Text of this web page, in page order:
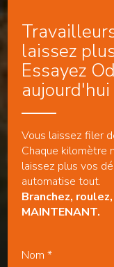
laissez
Essayez
aujourd'hui
Vous laissez filer
Chaque kilomètre
laissez plus vos
automatise tout.
Branchez,
MAINTENANT.
Nom *